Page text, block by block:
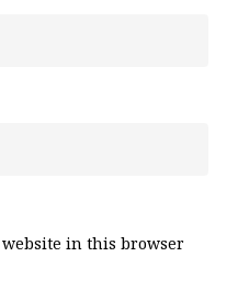
website in this browser